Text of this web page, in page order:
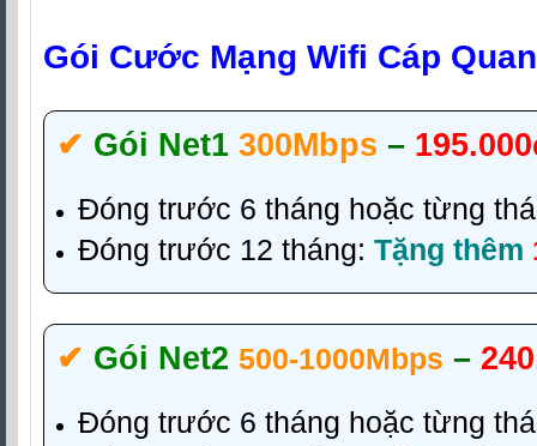
Gói Cước Mạng Wifi Cáp
✔‎ Gói Net1 300Mbps –
Đóng trước 6 tháng hoặc từng
Đóng trước 12 tháng: Tặng thêm
✔‎ Gói Net2 500-1000Mbps –
Đóng trước 6 tháng hoặc từng